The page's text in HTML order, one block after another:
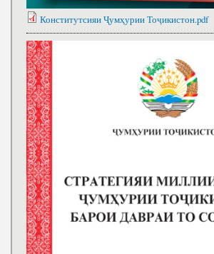
Конститутсияи Ҷумҳурии Тоҷикистон.pdf